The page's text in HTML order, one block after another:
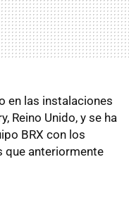
en las instalaciones
Reino Unido, y se ha
BRX con los
anteriormente